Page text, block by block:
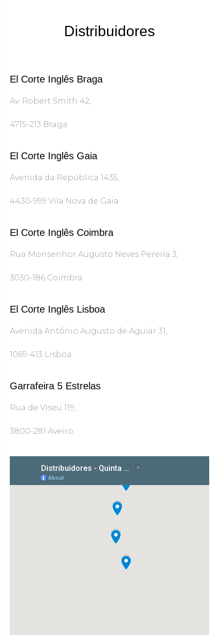
Distribuidores
El Corte Inglês Braga
Av. Robert Smith 42,
4715-213 Braga
El Corte Inglês Gaia
Avenida da República 1435,
4430-999 Vila Nova de Gaia
El Corte Inglês Coimbra
Rua Monsenhor Augusto Neves Pereira 3,
3030-186 Coimbra
El Corte Inglês Lisboa
Avenida António Augusto de Aguiar 31,
1069-413 Lisboa
Garrafeira 5 Estrelas
Rua de Viseu 119,
3800-281 Aveiro